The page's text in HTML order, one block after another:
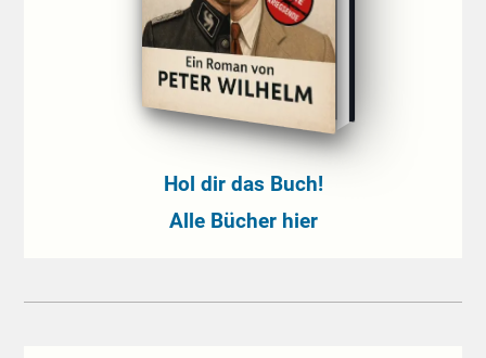
Hol dir das Buch!
Alle Bücher hier